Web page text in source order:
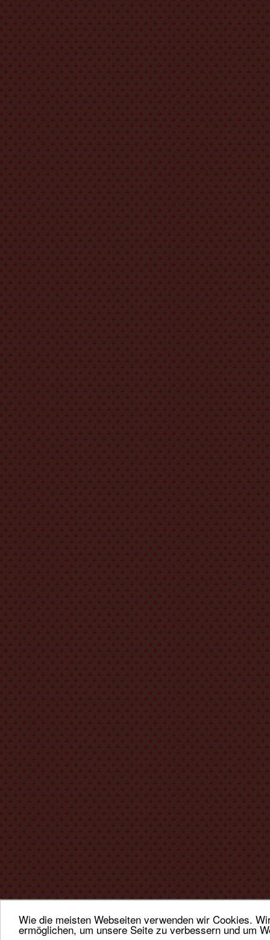
Wie die meisten Webseiten verwenden wir Cookies.
ermöglichen, um unsere Seite zu verbessern und um